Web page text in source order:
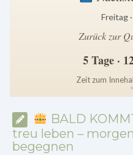
Freitag
Zurück zur
5 Tage ·
Zeit zum
*
BALD
treu leben –
begegnen